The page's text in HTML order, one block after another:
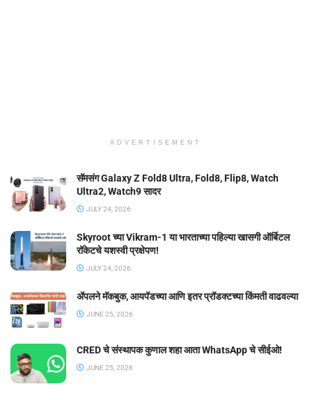
ADVERTISEMENT
सॅमसंग Galaxy Z Fold8 Ultra, Fold8, Flip8, Watch
Ultra2, Watch9 सादर
JULY 24, 2026
Skyroot च्या Vikram-1 या भारताच्या पहिल्या खासगी ऑर्बिटल
रॉकेटचे यशस्वी प्रक्षेपण!
JULY 24, 2026
ॲपलने मॅकबुक, आयपॅडच्या आणि इतर प्रॉडक्टच्या किंमती वाढवल्या
JUNE 25, 2026
CRED चे संस्थापक कुणाल शहा आता WhatsApp चे सीईओ!
JUNE 25, 2026